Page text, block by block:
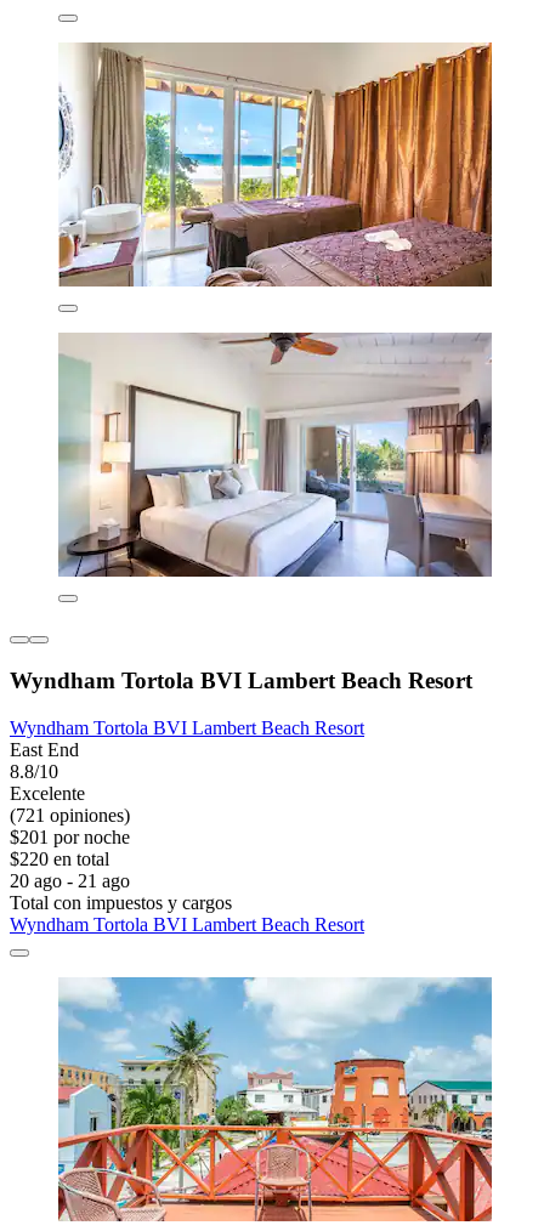
Wyndham Tortola BVI Lambert Beach Resort
Wyndham Tortola BVI Lambert Beach Resort
East End
8.8/10
Excelente
(721 opiniones)
$201 por noche
$220 en total
20 ago - 21 ago
Total con impuestos y cargos
Wyndham Tortola BVI Lambert Beach Resort